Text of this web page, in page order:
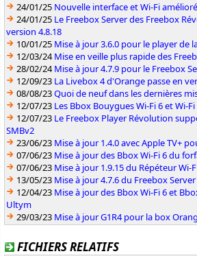
24/01/25 Nouvelle interface et Wi-Fi
24/01/25 Le Freebox Server des Freebox
version 4.8.18
10/01/25 Mise à jour 3.6.0 pour le player de
12/03/24Mise en veille plus rapide des
28/02/24Mise à jour 4.7.9 pour le Freebox
12/09/23 La Livebox 4 d'Orange passe en
08/08/23Quoi de neuf dans les dernières
12/07/23 Les Bbox Bouygues Wi-Fi 6 et Wi-
12/07/23 Le Freebox Player Révolution
SMBv2
23/06/23 Mise à jour 1.4.0 avec Apple TV+
07/06/23 Mise à jour des Bbox Wi-Fi 6 du
07/06/23 Mise à jour 1.9.15 du Répéteur Wi-
13/05/23 Mise à jour 4.7.6 du Freebox Server
12/04/23 Mise à jour des Bbox Wi-Fi 6 et
Ultym
29/03/23 Mise à jour G1R4 pour la box
FICHIERS RELATIFS